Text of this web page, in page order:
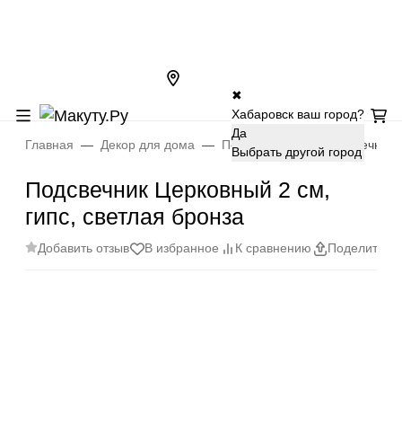
✖
Хабаровск ваш город?
Да
Выбрать другой город
Главная Декор для дома Подсвечники
Подсвечник Церковный 2 см,
гипс, светлая бронза
Добавить отзыв В избранное К сравнению Поделиться